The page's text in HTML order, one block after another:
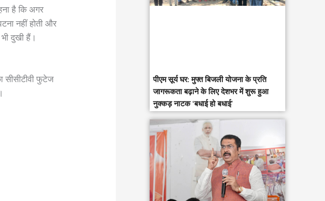
है कि अगर
नहीं होती और
दुखी हैं।
फुटेज
पीएम सूर्य घर: मुफ्त बिजली योजना के प्रति
जागरूकता बढ़ाने के लिए देशभर में शुरू हुआ
नुक्कड़ नाटक ‘बधाई हो बधाई’